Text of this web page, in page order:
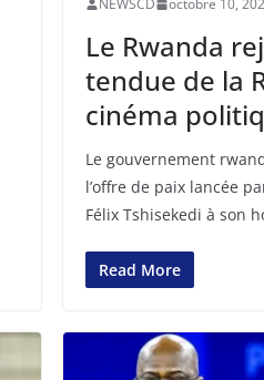
NEWSCD octobre 10,
Le Rwanda
tendue de la
cinéma
Le gouvernement
l’offre de paix lancée
Félix Tshisekedi à son
Read More